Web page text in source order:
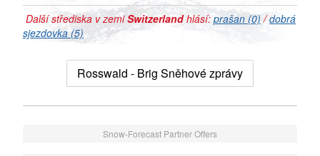
Další střediska v zemiSwitzerlandhlásí: prašan (0) /dobrá
sjezdovka (5)
Rosswald - Brig Sněhové zprávy
Snow-Forecast Partner Offers